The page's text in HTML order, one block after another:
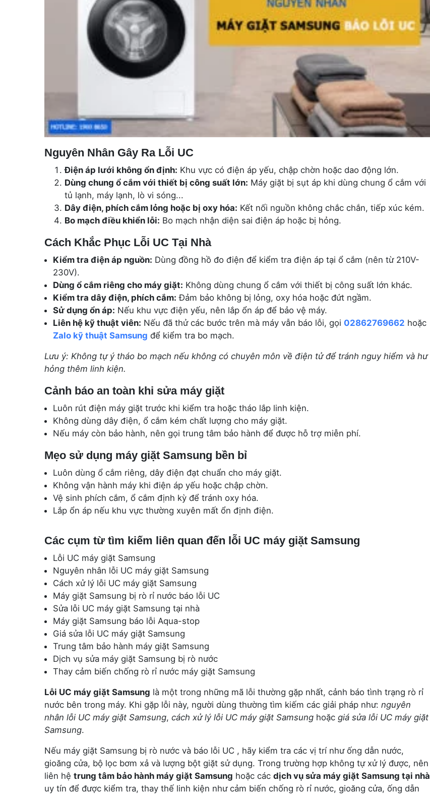
Nguyên Nhân Gây Ra Lỗi UC
Điện áp lưới không ổn định: Khu vực có điện áp yếu, chập chờn hoặc dao động lớn.
Dùng chung ổ cắm với thiết bị công suất lớn: Máy giặt bị sụt áp khi dùng chung ổ cắm với
tủ lạnh, máy lạnh, lò vi sóng...
Dây điện, phích cắm lỏng hoặc bị oxy hóa: Kết nối nguồn không chắc chắn, tiếp xúc kém.
Bo mạch điều khiển lỗi: Bo mạch nhận diện sai điện áp hoặc bị hỏng.
Cách Khắc Phục Lỗi UC Tại Nhà
Kiểm tra điện áp nguồn: Dùng đồng hồ đo điện để kiểm tra điện áp tại ổ cắm (nên từ 210V-
230V).
Dùng ổ cắm riêng cho máy giặt: Không dùng chung ổ cắm với thiết bị công suất lớn khác.
Kiểm tra dây điện, phích cắm: Đảm bảo không bị lỏng, oxy hóa hoặc đứt ngầm.
Sử dụng ổn áp: Nếu khu vực điện yếu, nên lắp ổn áp để bảo vệ máy.
Liên hệ kỹ thuật viên: Nếu đã thử các bước trên mà máy vẫn báo lỗi, gọi 02862769662 hoặc
Zalo kỹ thuật Samsung để kiểm tra bo mạch.
Lưu ý: Không tự ý tháo bo mạch nếu không có chuyên môn về điện tử để tránh nguy hiểm và hư
hỏng thêm linh kiện.
Cảnh báo an toàn khi sửa máy giặt
Luôn rút điện máy giặt trước khi kiểm tra hoặc tháo lắp linh kiện.
Không dùng dây điện, ổ cắm kém chất lượng cho máy giặt.
Nếu máy còn bảo hành, nên gọi trung tâm bảo hành để được hỗ trợ miễn phí.
Mẹo sử dụng máy giặt Samsung bền bỉ
Luôn dùng ổ cắm riêng, dây điện đạt chuẩn cho máy giặt.
Không vận hành máy khi điện áp yếu hoặc chập chờn.
Vệ sinh phích cắm, ổ cắm định kỳ để tránh oxy hóa.
Lắp ổn áp nếu khu vực thường xuyên mất ổn định điện.
Các cụm từ tìm kiếm liên quan đến lỗi UC máy giặt Samsung
Lỗi UC máy giặt Samsung
Nguyên nhân lỗi UC máy giặt Samsung
Cách xử lý lỗi UC máy giặt Samsung
Máy giặt Samsung bị rò rỉ nước báo lỗi UC
Sửa lỗi UC máy giặt Samsung tại nhà
Máy giặt Samsung báo lỗi Aqua-stop
Giá sửa lỗi UC máy giặt Samsung
Trung tâm bảo hành máy giặt Samsung
Dịch vụ sửa máy giặt Samsung bị rò nước
Thay cảm biến chống rò rỉ nước máy giặt Samsung
Lỗi UC máy giặt Samsung là một trong những mã lỗi thường gặp nhất, cảnh báo tình trạng rò rỉ
nước bên trong máy. Khi gặp lỗi này, người dùng thường tìm kiếm các giải pháp như: nguyên
nhân lỗi UC máy giặt Samsung, cách xử lý lỗi UC máy giặt Samsung hoặc giá sửa lỗi UC máy giặt
Samsung.
Nếu máy giặt Samsung bị rò nước và báo lỗi UC , hãy kiểm tra các vị trí như ống dẫn nước,
gioăng cửa, bộ lọc bơm xả và lượng bột giặt sử dụng. Trong trường hợp không tự xử lý được, nên
liên hệ trung tâm bảo hành máy giặt Samsung hoặc các dịch vụ sửa máy giặt Samsung tại nhà
uy tín để được kiểm tra, thay thế linh kiện như cảm biến chống rò rỉ nước, gioăng cửa, ống dẫn